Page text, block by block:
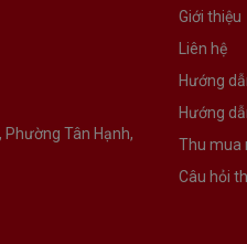
Tân Hạnh,
Giới thiệu
Liên hệ
Hướng
Hướng
Thu mua
Câu hỏi